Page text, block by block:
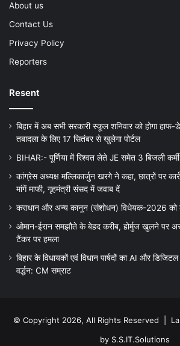
About us
Contact Us
Privacy Policy
Reporters
Resent
बिहार में अब सभी सरकारी स्कूल शनिवार को होगा हाफ-
तबादला के लिए 17 सितंबर से खुलेगा पोर्टल
BIHAR:- पूर्णिया में रिश्वत लेते JE समेत 3 बिजली कर्मी
कांग्रेस अध्यक्ष मल्लिकार्जुन खरगे ने कहा, छात्रों पर
मांगें माफी, गृहमंत्री संसद में जवाब दें
कराधान और अन्य कानून (संशोधन) विधेयक-2026 को
ओमान-ईरान समझौते के बेहद करीब, होर्मुज खुलने पर
टैंकर पर हमला
बिहार के विधायकों एवं विधान पार्षदों का AI और
वर्द्धन: CM सम्राट
© Copyright 2026, All Rights Reserved |
by S.S.IT.Solutions